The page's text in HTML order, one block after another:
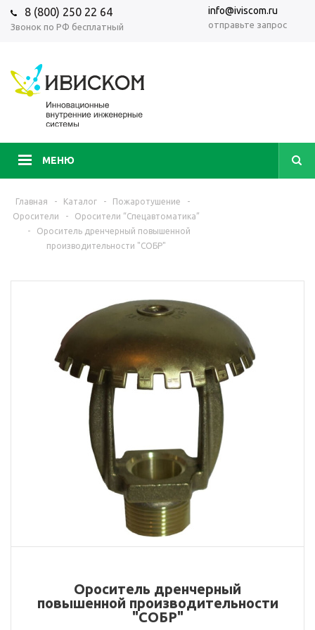
8 (800) 250 22 64
Звонок по РФ бесплатный
info@iviscom.ru
отправьте запрос
МЕНЮ
Главная - Каталог - Пожаротушение
-
Оросители
-
Оросители “Спецавтоматика”
-
Ороситель дренчерный повышенной
производительности "СОБР"
Ороситель дренчерный
повышенной производительности
"СОБР"